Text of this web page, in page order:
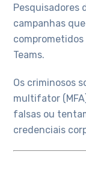
Pesquisadores
campanhas
Teams.
Os criminosos
multifator
falsas ou
credenciais